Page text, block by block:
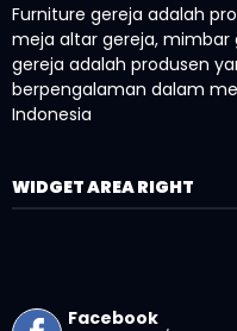
Furniture gereja adalah
meja altar gereja, mimbar
gereja adalah produsen
berpengalaman dalam
Indonesia
WIDGET AREA RIGHT
Facebook